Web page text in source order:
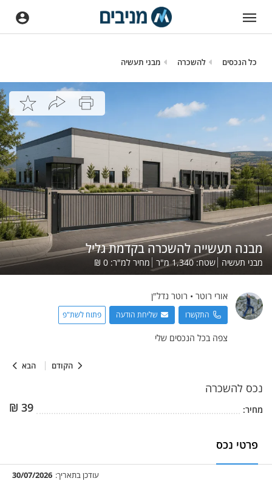
כל הנכסים להשכרה מבני תעשיה
הקודם הבא
מבנה תעשייה להשכרה בקדמת גליל
מבני תעשיה שטח:1,340מ"ר מחיר למ"ר: 0
₪
אורי רוטר • רוטר נדל"ן
התקשרו שליחת הודעה פתוח לשת"פ
צפה בכל הנכסים שלי
נכס להשכרה
מחיר: 39
₪
פרטי נכס
עודכן בתאריך: 30/07/2026